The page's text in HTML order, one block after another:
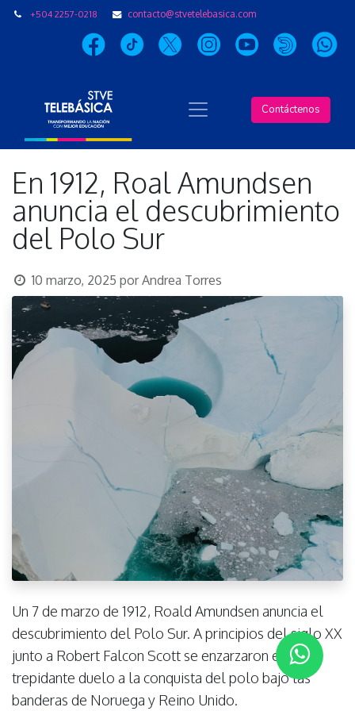
+504 2257-0218 contacto@stvetelebasica.com
Contáctenos
En 1912, Roal Amundsen
anuncia el descubrimiento
del Polo Sur
10 marzo, 2025 porAndrea Torres
Un 7 de marzo de 1912, Roald Amundsen anuncia el
descubrimiento del Polo Sur. A principios del siglo XX
junto a Robert Falcon Scott se enzarzaron en un
trepidante duelo a la conquista del polo bajo las
banderas de Noruega y Reino Unido.